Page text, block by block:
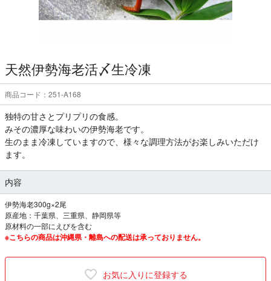
天然伊勢海老活〆生冷凍
商品コード：251-A168
独特の甘さとプリプリの食感。
みその濃厚な味わいの伊勢海老です。
生のまま冷凍していますので、様々な調理方法がお楽しみいただけ
ます。
内容
伊勢海老300g×2尾
原産地：千葉県、三重県、静岡県等
原材料の一部にえびを含む
※こちらの商品は沖縄県・離島への配送は承っておりません。
お気に入りに登録する